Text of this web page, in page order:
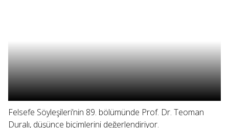
Felsefe Söyleşileri’nin 89. bölümünde Prof. Dr. Teoman
Duralı, düşünce biçimlerini değerlendiriyor.